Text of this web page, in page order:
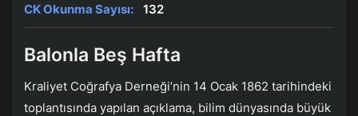
CK Okunma Sayısı:
132
Balonla Beş Hafta
Kraliyet Coğrafya Derneği’nin 14 Ocak 1862 tarihindeki
toplantısında yapılan açıklama, bilim dünyasında büyük